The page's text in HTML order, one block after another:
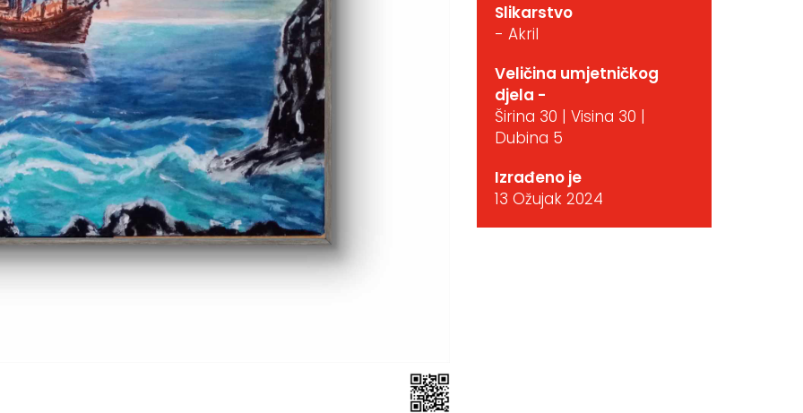
Slikarstvo
- Akril
Veličina umjetničkog
djela -
Širina 30 | Visina 30 |
Dubina 5
Izrađeno je
13 Ožujak 2024